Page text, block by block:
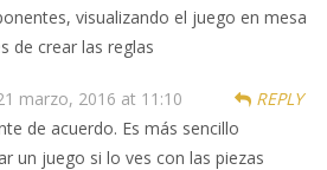
visualizando el juego en mesa
de crear las reglas
marzo, 2016 at 11:10
REPLY
de acuerdo. Es más sencillo
un juego si lo ves con las piezas